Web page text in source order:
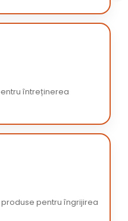
întreținerea
pentru îngrijirea